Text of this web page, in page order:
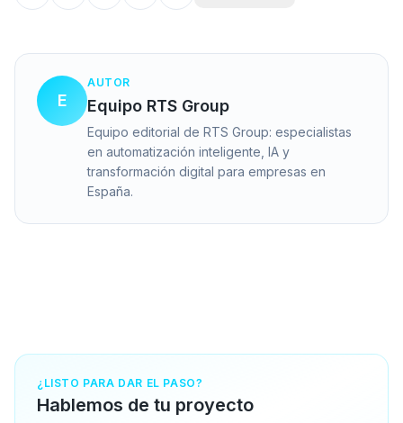
E
AUTOR
Equipo RTS Group
Equipo editorial de RTS Group: especialistas
en automatización inteligente, IA y
transformación digital para empresas en
España.
¿LISTO PARA DAR EL PASO?
Hablemos de tu proyecto